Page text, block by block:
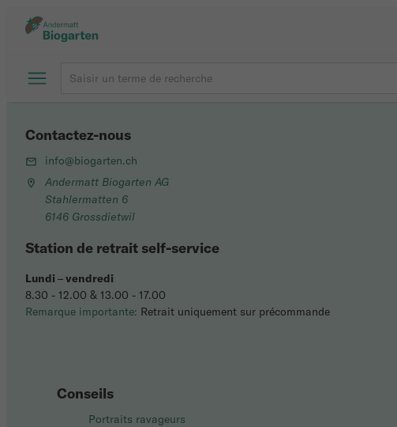
Conseils
Portraits ravageurs
Contactez-nous
info@biogarten.ch
Andermatt Biogarten AG
Stahlermatten 6
6146 Grossdietwil
Station de retrait self-service
Lundi –vendredi
8.30 - 12.00 & 13.00 - 17.00
Remarque importante: Retrait uniquement sur précommande